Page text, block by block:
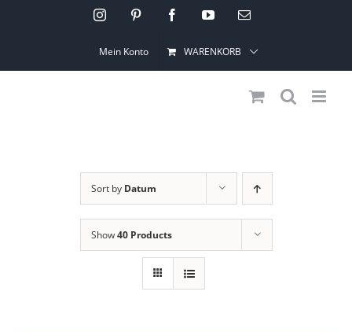
InstagramPinterest FacebookYouTubeEmail
Mein Konto WARENKORB
Sort by Datum
Show40 Products